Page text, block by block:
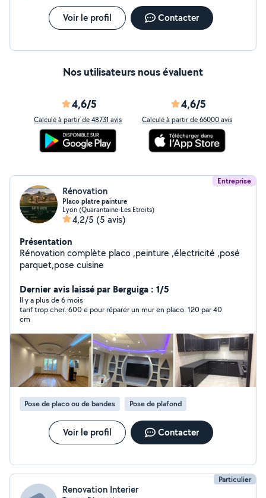
Voir le profil Contacter
Nos utilisateurs nous évaluent
4,6/5
Calculé à partir de 48731 avis
4,6/5
Calculé à partir de 66000 avis
Entreprise
Rénovation
Placo platre painture
Lyon (Quarantaine-Les Etroits)
4,2/5 (5 avis)
Présentation
Rénovation complète placo ,peinture ,électricité ,posé
parquet,pose cuisine
Dernier avis laissé par Berguiga : 1/5
Il y a plus de 6 mois
tarif trop cher. 600 e pour réparer un mur en placo. 120 par 40
cm
Pose de placo ou de bandes Pose de plafond
Voir le profil Contacter
Particulier
Renovation Interier